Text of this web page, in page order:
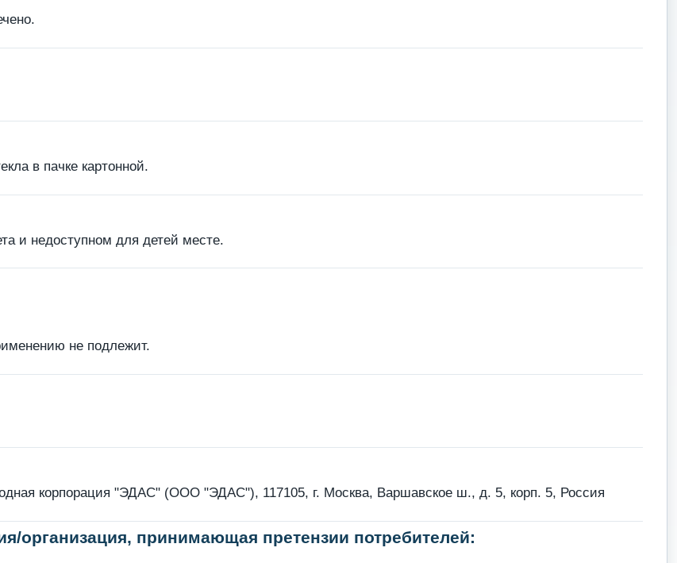
в пачке картонной.
и недоступном для детей месте.
не подлежит.
корпорация "ЭДАС" (ООО "ЭДАС"), 117105, г. Москва, Варшавское ш., д. 5, корп. 5, Россия
организация, принимающая претензии потребителей: